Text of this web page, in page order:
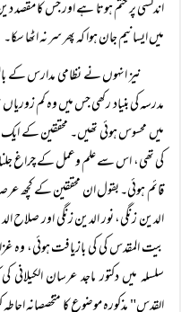
اندلسی پر ختم ہوتا ہے اور جس کا مقصد
میں ایسا نیم جان ہوا کہ پھر سر نہ اٹھا سکا۔
نیز انہوں نے نظامی مدارس کے
مدرسہ کی بنیاد رکھی جس میں وہ کم
میں محسوس ہوئی تھیں۔ محققین کے
کی تھی، اس سے علم وعمل کے چراغ
قائم ہوئی۔ بقول ان محققین کے کچھ
الدین زنگی، نور الدین زنگی اور صلاح
بیت المقدس کی کی بازیافت ہوئی، وہ
سلسلہ میں دکتور ماجد عرسان
القدس" مذکورہ موضوع کا متخصصانہ